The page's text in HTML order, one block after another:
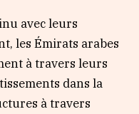
avec leurs
les Émirats arabes
à travers leurs
dans la
à travers